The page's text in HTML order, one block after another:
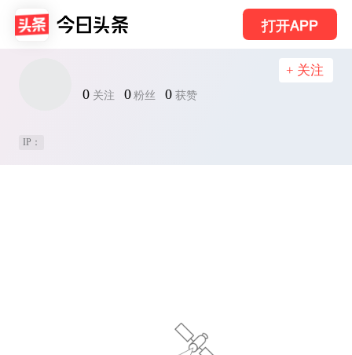
打开APP
0 关注 0 粉丝 0 获赞
+ 关注
IP：